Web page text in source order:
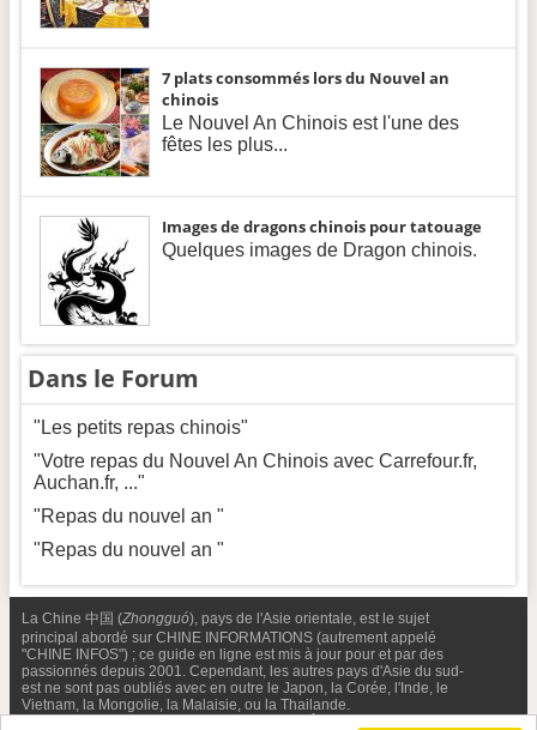
7 plats consommés lors du Nouvel an
chinois
Le Nouvel An Chinois est l'une des
fêtes les plus...
Images de dragons chinois pour tatouage
Quelques images de Dragon chinois.
Dans le Forum
"Les petits repas chinois"
"Votre repas du Nouvel An Chinois avec Carrefour.fr,
Auchan.fr, ..."
"Repas du nouvel an "
"Repas du nouvel an "
La Chine 中国 (Zhongguó), pays de l'Asie orientale, est le sujet
principal abordé sur CHINE INFORMATIONS (autrement appelé
"CHINE INFOS") ; ce guide en ligne est mis à jour pour et par des
passionnés depuis 2001. Cependant, les autres pays d'Asie du sud-
est ne sont pas oubliés avec en outre le Japon, la Corée, l'Inde, le
Vietnam, la Mongolie, la Malaisie, ou la Thailande.